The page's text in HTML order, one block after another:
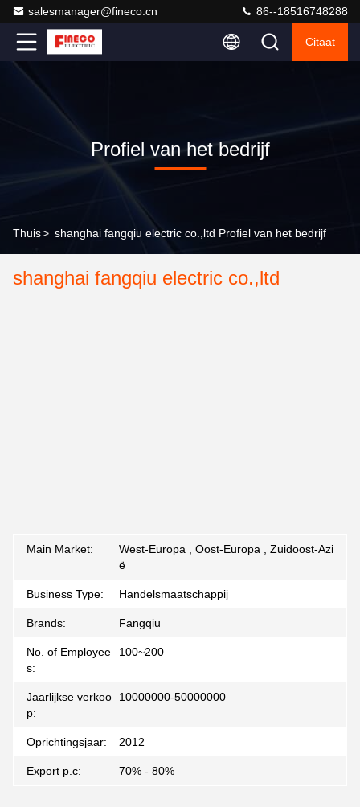
salesmanager@fineco.cn 86--18516748288
Citaat
Profiel van het bedrijf
Thuis> shanghai fangqiu electric co.,ltd Profiel van het bedrijf
shanghai fangqiu electric co.,ltd
Main Market:
West-Europa , Oost-Europa , Zuidoost-Azi
ë
Business Type: Handelsmaatschappij
Brands: Fangqiu
No. of Employee
s:
100~200
Jaarlijkse verkoo
p:
10000000-50000000
Oprichtingsjaar: 2012
Export p.c: 70% - 80%